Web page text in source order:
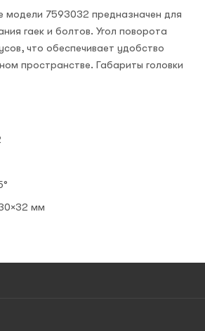
модели 7593032 предназначен для
гаек и болтов. Угол поворота
что обеспечивает удобство
пространстве. Габариты головки
мм